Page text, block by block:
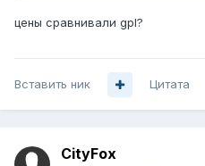
цены сравнивали gpl?
Вставить ник Цитата
CityFox